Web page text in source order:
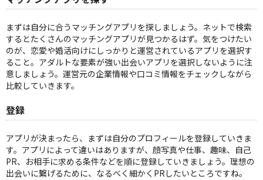
まずは自分に合うマッチングアプリを探しましょう。ネットで検索
するとたくさんのマッチングアプリが見つかるはず。気をつけたい
のが、恋愛や婚活向けにしっかりと運営されているアプリを選択す
ること。アダルトな要素が強い出会いアプリを選択しないように注
意しましょう。運営元の企業情報や口コミ情報をチェックしながら
比較していきます。
登録
アプリが決まったら、まずは自分のプロフィールを登録していきま
す。アプリによって違いはありますが、顔写真や仕事、趣味、自己
PR、お相手に求める条件などを順に登録していきましょう。理想の
出会いに繋げるために、なるべく細かくPRしたいところですね。